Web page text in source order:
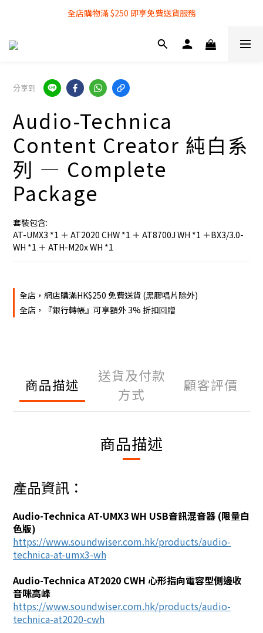
全店購物滿 $250 即享免費送貨服務
全店購物滿 $250 即享免費送貨服務
『銀行轉帳』付款方式 可享額外 3% 折扣回贈
分享到
Audio-Technica
Content Creator 純白系
列 — Complete
Package
套裝包含:
AT-UMX3 *1 ＋ AT2020 CHW *1 ＋ AT8700J WH *1 ＋BX3/3.0-
WH *1 ＋ ATH-M20x WH *1
全店，網店購滿HK$250 免費送貨 (黑膠唱片除外)
全店，『銀行轉帳』可享額外 3% 折扣回贈
商品描述
送貨及付款
方式
顧客評價
商品描述
產品資訊：
Audio-Technica AT-UMX3 WH USB音訊混音器 (限量白
色版)
https://www.soundwiser.com.hk/products/audio-
technica-at-umx3-wh
Audio-Technica AT2020 CWH 心形指向電容型側邊收
音咪高峰
https://www.soundwiser.com.hk/products/audio-
technica-at2020-cwh